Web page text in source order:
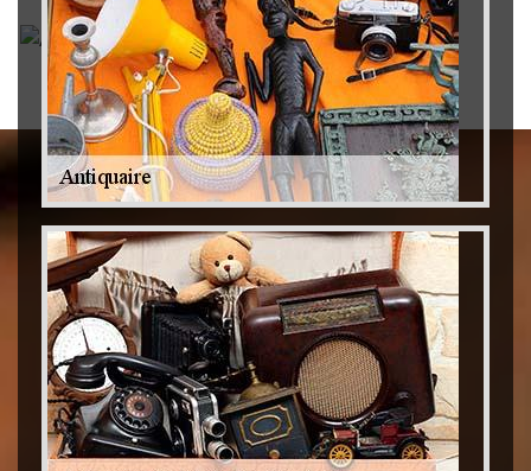
Achat antiquité 79